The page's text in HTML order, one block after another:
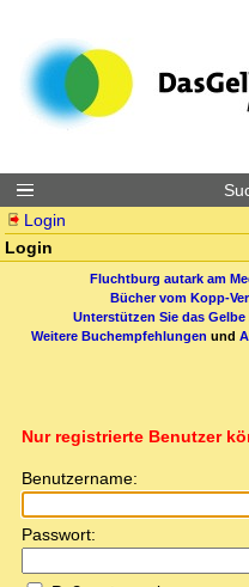
Login
Login
Fluchtburg autark am
Bücher vom Kopp-
Unterstützen Sie das Gelbe
Weitere Buchempfehlungen und
Nur registrierte Benutzer
Benutzername:
Passwort: